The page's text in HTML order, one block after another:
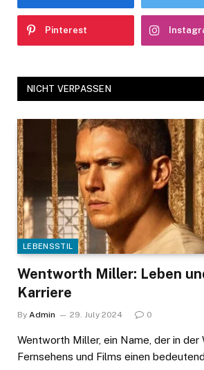
Pinterest
NICHT VERPASSEN
LEBENSSTIL
Wentworth Miller: Leben
Karriere
By Admin 29. July 2024 0
Wentworth Miller, ein Name, der in der
Fernsehens und Films einen